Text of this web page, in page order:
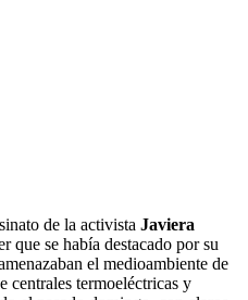
de la activista Javiera
que se había destacado por su
el medioambiente de
centrales termoeléctricas y